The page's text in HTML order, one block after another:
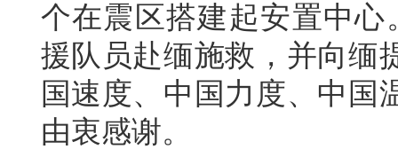
个在震区搭建起安置中心
援队员赴缅施救，并向缅
国速度、中国力度、中国
由衷感谢。